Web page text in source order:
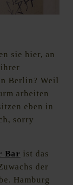
sie hier, an
Berlin? Weil
arbeiten
eben in
sorry
Bar ist das
der
Hamburg